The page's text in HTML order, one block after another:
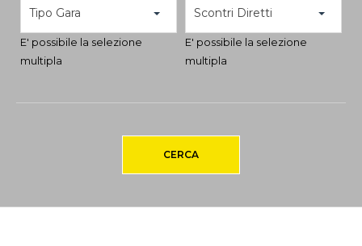
Tipo Gara
E' possibile la selezione
multipla
Scontri Diretti
E' possibile la selezione
multipla
CERCA